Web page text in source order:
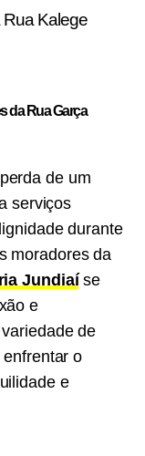
Kalege
da Rua Garça
de um
serviços
durante
moradores da
Jundiaíse
e
de
o
e